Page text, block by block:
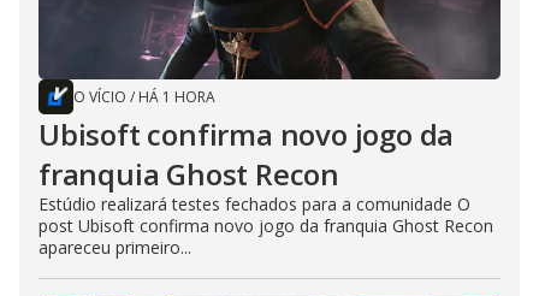
O VÍCIO / HÁ 1 HORA
Ubisoft confirma novo jogo da
franquia Ghost Recon
Estúdio realizará testes fechados para a comunidade O
post Ubisoft confirma novo jogo da franquia Ghost Recon
apareceu primeiro...